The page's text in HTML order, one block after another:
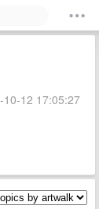
10-12 17:05:27